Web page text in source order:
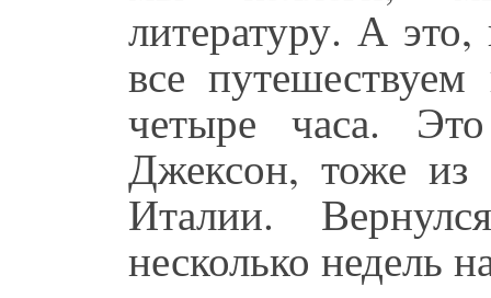
литературу. А
все
четыре часа.
Джексон, тоже
Италии.
несколько недель